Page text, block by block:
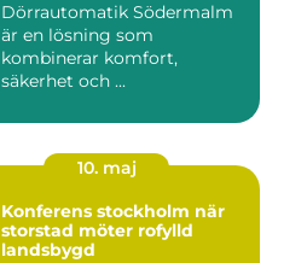
Dörrautomatik Södermalm
är en lösning som
kombinerar komfort,
säkerhet och ...
10. maj
Konferens stockholm när
storstad möter rofylld
landsbygd